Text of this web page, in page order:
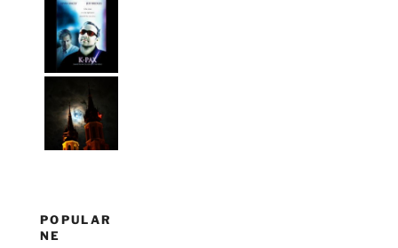
POPULAR
NE